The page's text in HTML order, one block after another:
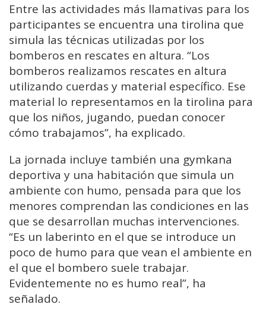
Entre las actividades más llamativas para los
participantes se encuentra una tirolina que
simula las técnicas utilizadas por los
bomberos en rescates en altura. “Los
bomberos realizamos rescates en altura
utilizando cuerdas y material específico. Ese
material lo representamos en la tirolina para
que los niños, jugando, puedan conocer
cómo trabajamos”, ha explicado.
La jornada incluye también una gymkana
deportiva y una habitación que simula un
ambiente con humo, pensada para que los
menores comprendan las condiciones en las
que se desarrollan muchas intervenciones.
“Es un laberinto en el que se introduce un
poco de humo para que vean el ambiente en
el que el bombero suele trabajar.
Evidentemente no es humo real”, ha
señalado.